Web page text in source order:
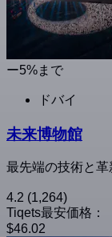
ー5%まで
ドバイ
未来博物館
最先端の技術と
4.2 (1,264)
Tiqets最安価格：
$46.02